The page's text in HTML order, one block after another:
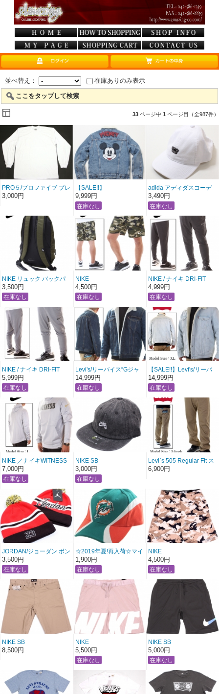
並べ替え： 在庫ありのみ表示
ここをタップして検索
33 ページ中 1 ページ目（全987件）
PRO５/プロファイブ プレ
ーンロングTシャツ 【ホ
3,000円
【SALE!!】
Levi's/リーバイス“Gジャ
ン”裏ボアトラッカージャ
ケット
【ミッキーマウス：デニ
ムウォッシュ】
〔 アメージング 服 〕
9,999円
adida アディダスコーデ
ュロイキャップ【ブルド
ッグ：ホワイト】〔アメ
ージング 服〕
3,490円
NIKE リュック バックパ
ック 【カーキグリーン】
3,500円
NIKE
DRI-FIT メッシュハーフパ
ンツ
【カーキカモ】
4,500円
NIKE / ナイキ DRI-FIT
ライトフィットジョガー
パンツ
【ダークグレー】
〔 アメージング 服 〕
4,999円
NIKE / ナイキ DRI-FIT
ライトフィットジョガー
パンツ
【ライトグレー】
〔 アメージング 服 〕
5,999円
Levi's/リーバイス“Gジャ
ン”裏ボアトラッカージャ
ケット 【インディゴワン
ウォッシュ】〔 アメージ
14,999円
【SALE!!】Levi's/リーバ
イス“Gジャン”裏ボアトラ
ッカージャケット 【アイ
スブルー】〔 アメージン
グ 服 〕
14,999円
NIKE ／ナイキWITNESS
フーディ【グレー】
7,000円
NIKE SB
H86 フラットビル ジェッ
トキャップ【ヴィンテー
ジブラック】
〔アメージング 服〕
3,000円
Levi`s 505 Regular Fit ス
トレッチストレートパン
ツ 【ブラウンベージュ】
6,900円
JORDAN/ジョーダン ボン
ボン取外し可能ニットキ
ャップ【レッド×ブラック
×ホワイト：ボンボン付
き】
3,500円
☆2019年夏!再入荷☆マイ
アミ ドルフィンズ キャッ
プ
【グリーン×オレンジ】
〔 アメージング 服 〕
1,900円
NIKE
DRI-FIT メッシュハーフパ
ンツ
【ベージュカモ】
4,500円
NIKE SB
カットオフハーフパンツ
8,500円
NIKE
ホワイトロゴプリントハ
ーフパンツ
【アッシュピンク×ホワイ
トロゴ】
5,500円
NIKE SB
DRI-FIT メッシュハーフパ
ンツ
【ブラック×マルチ4カラ
ーロゴ】
5,000円